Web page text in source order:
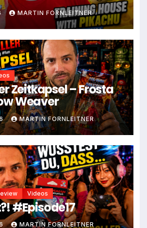
MARTIN FORNLEITNER
Zeitkapsel – Frosta
Weaver
MARTIN FORNLEITNER
Videos
#Episode17
MARTIN FORNLEITNER